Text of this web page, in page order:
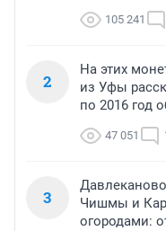
105 241
2
На этих
из Уфы
по 2016 год
47 051
3
Чишмы и
огородами: